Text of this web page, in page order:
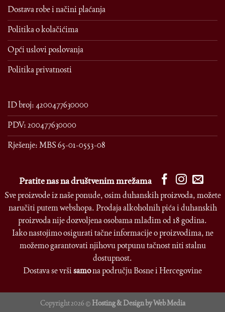
Dostava robe i načini plaćanja
Politika o kolačićima
Opći uslovi poslovanja
Politika privatnosti
ID broj: 4200477630000
PDV: 200477630000
Rješenje: MBS 65-01-0553-08
Pratite nas na društvenim mrežama
Sve proizvode iz naše ponude, osim duhanskih proizvoda, možete
naručiti putem webshopa. Prodaja alkoholnih pića i duhanskih
proizvoda nije dozvoljena osobama mlađim od 18 godina.
Iako nastojimo osigurati tačne informacije o proizvodima, ne
možemo garantovati njihovu potpunu tačnost niti stalnu
dostupnost.
Dostava se vršisamona području Bosne i Hercegovine
Copyright 2026 ©Hosting & Design by Web Media